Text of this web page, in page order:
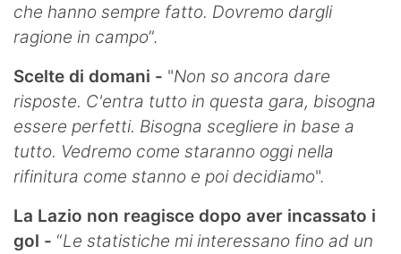
che hanno sempre fatto. Dovremo dargli
ragione in campo”.
Scelte di domani - "Non so ancora dare
risposte. C'entra tutto in questa gara, bisogna
essere perfetti. Bisogna scegliere in base a
tutto. Vedremo come staranno oggi nella
rifinitura come stanno e poi decidiamo".
La Lazio non reagisce dopo aver incassato i
gol - “Le statistiche mi interessano fino ad un